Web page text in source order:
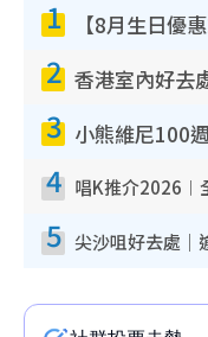
1
2
3
4
5